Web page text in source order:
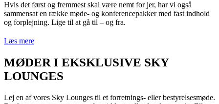
Hvis det først og fremmest skal være nemt for jer, har vi også
sammensat en række møde- og konferencepakker med fast indhold
og forplejning. Lige til at gå til – og fra.
Læs mere
MØDER I EKSKLUSIVE SKY
LOUNGES
Lej en af vores Sky Lounges til et forretnings- eller bestyrelsesmøde.